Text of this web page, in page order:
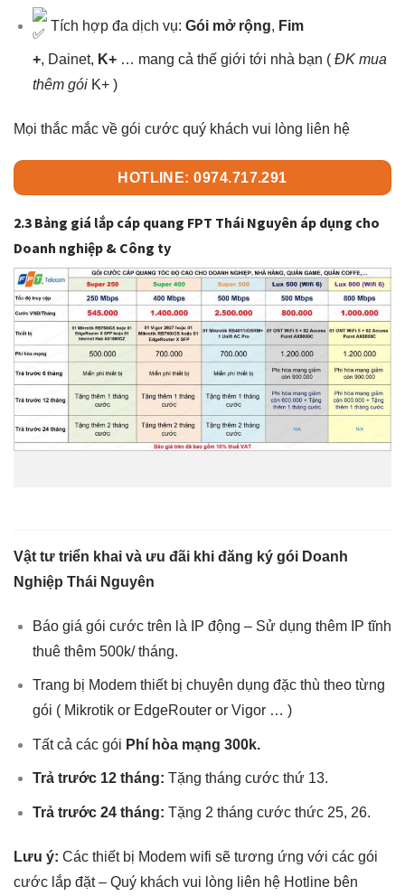
Tích hợp đa dịch vụ: Gói mở rộng, Fim
+, Dainet, K+… mang cả thế giới tới nhà bạn ( ĐK mua
thêm góiK+ )
Mọi thắc mắc về gói cước quý khách vui lòng liên hệ
HOTLINE: 0974.717.291
2.3 Bảng giá lắp cáp quang FPT Thái Nguyên áp dụng cho
Doanh nghiệp & Công ty
Vật tư triển khai và ưu đãi khi đăng ký gói Doanh
Nghiệp Thái Nguyên
Báo giá gói cước trên là IP động – Sử dụng thêm IP tĩnh
thuê thêm 500k/ tháng.
Trang bị Modem thiết bị chuyên dụng đặc thù theo từng
gói ( Mikrotik or EdgeRouter or Vigor … )
Tất cả các gói Phí hòa mạng 300k.
Trả trước 12 tháng: Tặng tháng cước thứ 13.
Trả trước 24 tháng: Tặng 2 tháng cước thức 25, 26.
Lưu ý: Các thiết bị Modem wifi sẽ tương ứng với các gói
cước lắp đặt – Quý khách vui lòng liên hệ Hotline bên